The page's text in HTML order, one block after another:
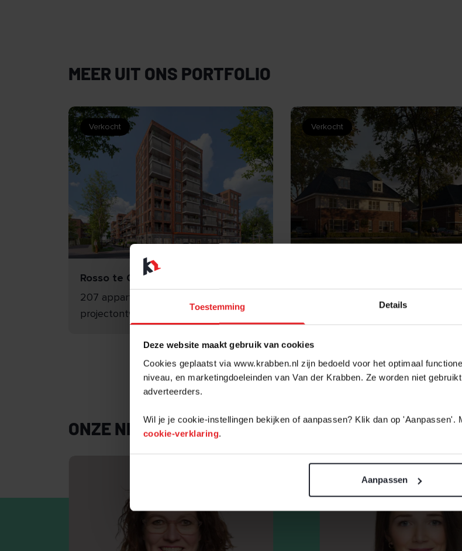
Toestemming Details
Deze website maakt gebruik van cookies
Cookies geplaatst via www.krabben.nl zijn bedoeld voor het optimaal
niveau, en marketingdoeleinden van Van der Krabben. Ze worden niet
adverteerders.
Wil je je cookie-instellingen bekijken of aanpassen? Klik dan op 'Aanpassen'.
cookie-verklaring.
Aanpassen
MEER UIT ONS PORTFOLIO
BEKIJK
Verkocht
Rosso te Oss
207 appartementen - AKM
projectontwikkeling
Verkocht
ONZE NIEUWBOUWMAKELAARS